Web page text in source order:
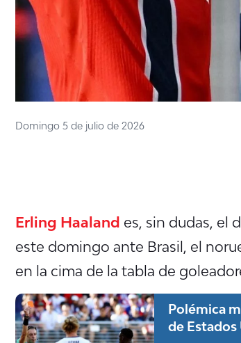
Domingo 5 de julio de 2026
Erling Haaland es, sin dudas, el
este domingo ante Brasil, el
en la cima de la tabla de
Polémica
de